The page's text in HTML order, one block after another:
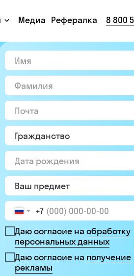
Медиа Рефералка 8 800
+7
Даю согласие на обработку
персональных данных
Даю согласие на получение
рекламы